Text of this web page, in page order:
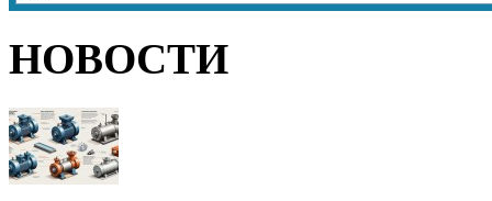
НОВОСТИ